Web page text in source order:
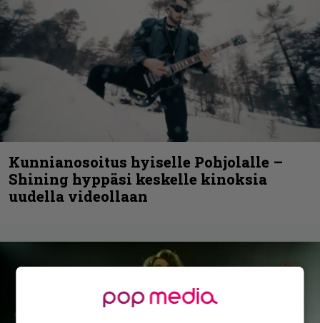
Kunnianosoitus hyiselle Pohjolalle –
Shining hyppäsi keskelle kinoksia
uudella videollaan